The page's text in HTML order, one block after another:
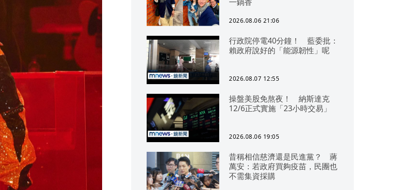
2026.08.06 21:06
行政院停電40分鐘！ 藍委批：
賴政府說好的「能源韌性」呢
2026.08.07 12:55
操盤美股免熬夜！ 納斯達克
12/6正式實施「23小時交易」
2026.08.06 19:05
昔稱相信慈濟還是民進黨？ 蔣
萬安：若政府買夠疫苗，民團也
不需集資採購